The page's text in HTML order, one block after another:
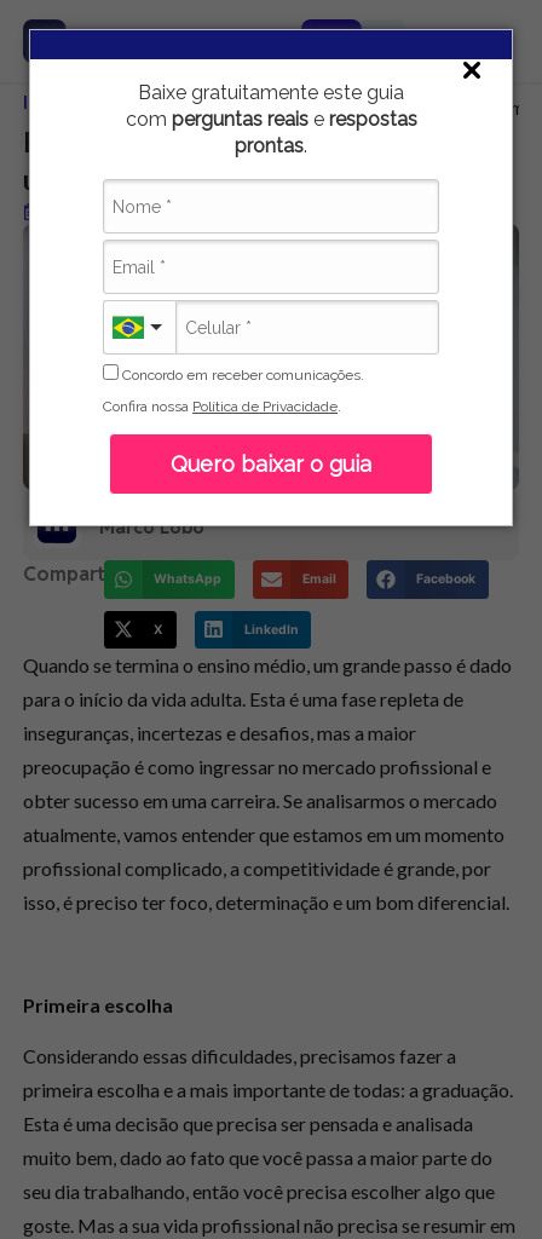
Baixe gratuitamente este guia
com perguntas reaise respostas
prontas.
Concordo em receber comunicações.
Confira nossa Política de Privacidade.
Quero baixar o guia
Início Carreira e Emprego Entenda a importância de investir em
Entenda a importância de investir em
uma graduação
Publicado em 22 de setembro de 2022
Marco Lobo
Compartilhe: WhatsApp Email Facebook
X LinkedIn
Quando se termina o ensino médio, um grande passo é dado
para o início da vida adulta. Esta é uma fase repleta de
inseguranças, incertezas e desafios, mas a maior
preocupação é como ingressar no mercado profissional e
obter sucesso em uma carreira. Se analisarmos o mercado
atualmente, vamos entender que estamos em um momento
profissional complicado, a competitividade é grande, por
isso, é preciso ter foco, determinação e um bom diferencial.
Primeira escolha
Considerando essas dificuldades, precisamos fazer a
primeira escolha e a mais importante de todas: a graduação.
Esta é uma decisão que precisa ser pensada e analisada
muito bem, dado ao fato que você passa a maior parte do
seu dia trabalhando, então você precisa escolher algo que
goste. Mas a sua vida profissional não precisa se resumir em